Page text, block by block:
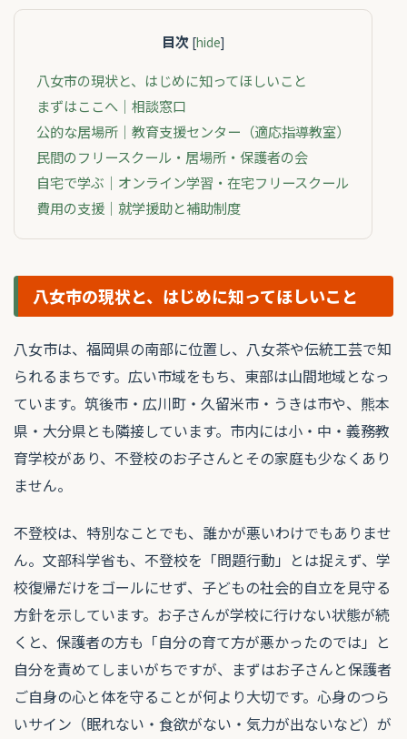
目次 [hide]
八女市の現状と、はじめに知ってほしいこと
まずはここへ｜相談窓口
公的な居場所｜教育支援センター（適応指導教室）
民間のフリースクール・居場所・保護者の会
自宅で学ぶ｜オンライン学習・在宅フリースクール
費用の支援｜就学援助と補助制度
八女市の現状と、はじめに知ってほしいこと
八女市は、福岡県の南部に位置し、八女茶や伝統工芸で知
られるまちです。広い市域をもち、東部は山間地域となっ
ています。筑後市・広川町・久留米市・うきは市や、熊本
県・大分県とも隣接しています。市内には小・中・義務教
育学校があり、不登校のお子さんとその家庭も少なくあり
ません。
不登校は、特別なことでも、誰かが悪いわけでもありませ
ん。文部科学省も、不登校を「問題行動」とは捉えず、学
校復帰だけをゴールにせず、子どもの社会的自立を見守る
方針を示しています。お子さんが学校に行けない状態が続
くと、保護者の方も「自分の育て方が悪かったのでは」と
自分を責めてしまいがちですが、まずはお子さんと保護者
ご自身の心と体を守ることが何より大切です。心身のつら
いサイン（眠れない・食欲がない・気力が出ないなど）が